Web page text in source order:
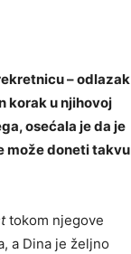
– odlazak
korak u njihovoj
osećala je da je
može doneti takvu
tokom njegove
a Dina je željno